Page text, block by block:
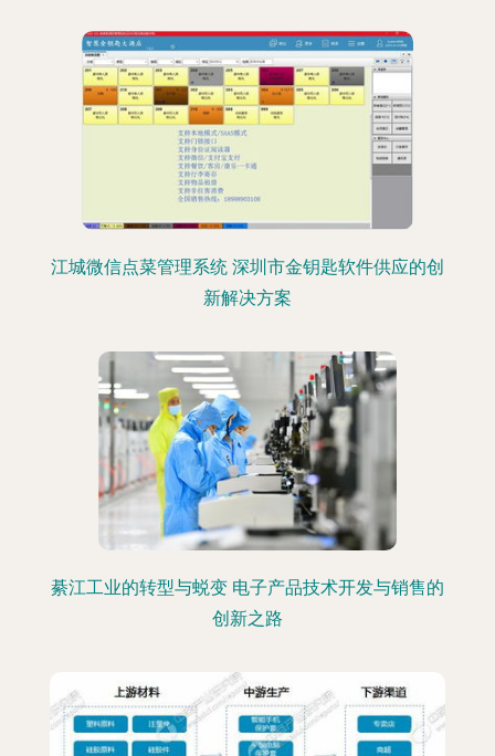
江城微信点菜管理系统 深圳市金钥匙软件供应的创
新解决方案
綦江工业的转型与蜕变 电子产品技术开发与销售的
创新之路